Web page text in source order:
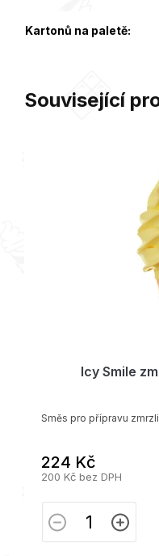
Kartonů na paletě:
Související
Icy Smile
200 Kč bez DPH
224 Kč
Směs pro přípravu